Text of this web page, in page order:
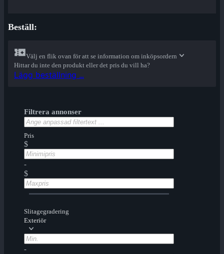
Beställ:
Välj en flik ovan för att se information om inköpsordern
Hittar du inte den produkt eller det pris du vill ha?
Lägg beställning ...
Filtrera annonser
Pris
$
-
$
Slitagegradering
Exteriör
-